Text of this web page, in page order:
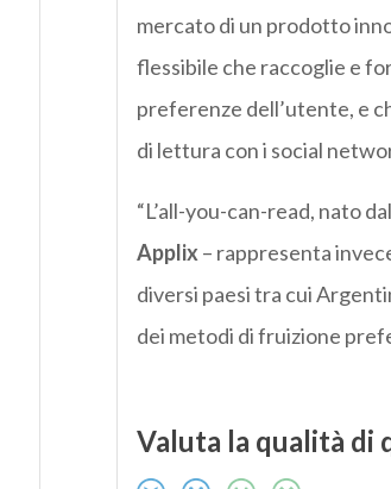
mercato di un prodotto
flessibile che raccoglie e
preferenze dell’utente, e
di lettura con i social
“L’all-you-can-read, nato
Applix – rappresenta
diversi paesi tra cui
dei metodi di fruizione
Valuta la qualità di